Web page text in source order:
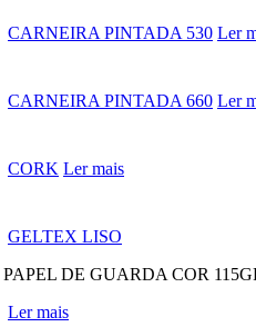
CARNEIRA PINTADA 530 Ler
CARNEIRA PINTADA 660 Ler
CORK Ler mais
GELTEX LISO
PAPEL DE GUARDA COR
Ler mais